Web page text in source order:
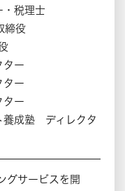
税理士
役
ター
ター
ター
養成塾 ディレクタ
グサービスを開